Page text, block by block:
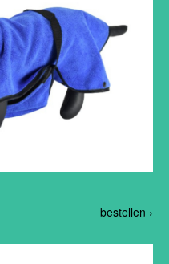
bestellen ›